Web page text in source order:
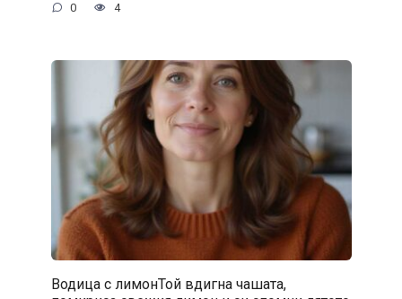
0 4
Водица с лимонТой вдигна чашата,